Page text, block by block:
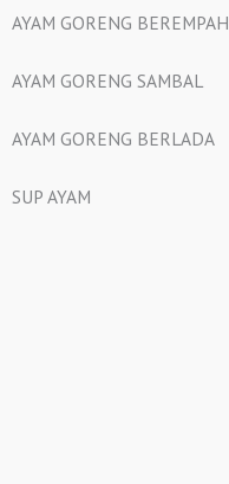
AYAM GORENG BEREMPAH
AYAM GORENG SAMBAL
AYAM GORENG BERLADA
SUP AYAM